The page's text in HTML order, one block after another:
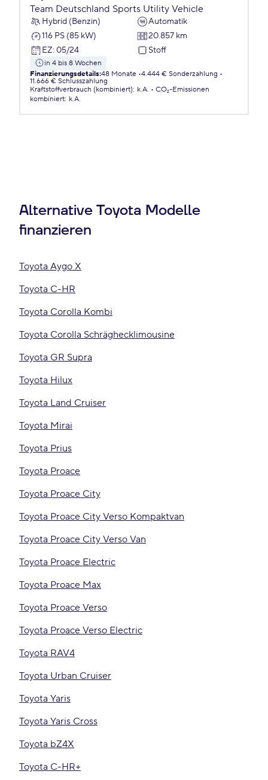
Team Deutschland Sports Utility Vehicle
Hybrid (Benzin)
Automatik
116 PS (85 kW)
20.857 km
EZ: 05/24 Stoff
in 4 bis 8 Wochen
Finanzierungsdetails:48 Monate 4.444 € Sonderzahlung
11.666 € Schlusszahlung
Kraftstoffverbrauch (kombiniert): k.A.
CO₂-Emissionen
kombiniert: k.A.
Alternative Toyota Modelle
finanzieren
Toyota Aygo X
Toyota C-HR
Toyota Corolla Kombi
Toyota Corolla Schräghecklimousine
Toyota GR Supra
Toyota Hilux
Toyota Land Cruiser
Toyota Mirai
Toyota Prius
Toyota Proace
Toyota Proace City
Toyota Proace City Verso Kompaktvan
Toyota Proace City Verso Van
Toyota Proace Electric
Toyota Proace Max
Toyota Proace Verso
Toyota Proace Verso Electric
Toyota RAV4
Toyota Urban Cruiser
Toyota Yaris
Toyota Yaris Cross
Toyota bZ4X
Toyota C-HR+